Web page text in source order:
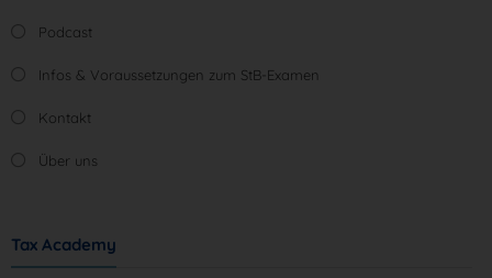
Podcast
Infos & Voraussetzungen zum StB-Examen
Kontakt
Über uns
Tax Academy